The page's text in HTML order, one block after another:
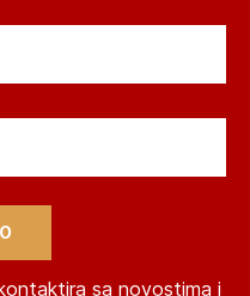
sa novostima i